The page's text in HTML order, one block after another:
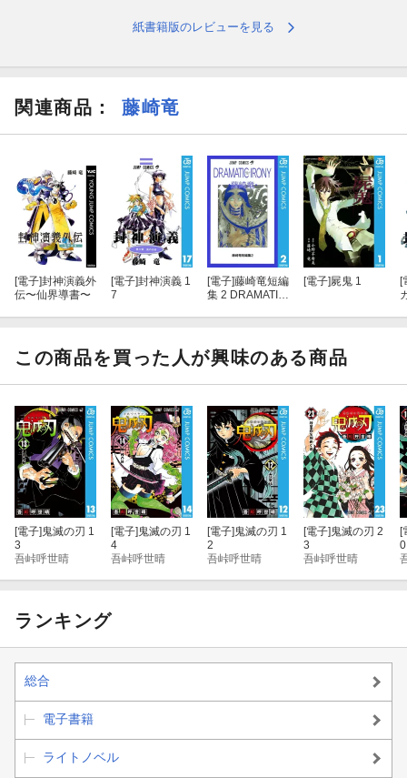
紙書籍版のレビューを見る
関連商品 ： 藤崎竜
[電子]封神演義外
伝〜仙界導書〜
[電子]封神演義 1
7
[電子]藤崎竜短編
集 2 DRAMATIC
[電子]屍鬼 1
[
この商品を買った人が興味のある商品
[電子]鬼滅の刃 1
3
吾峠呼世晴
[電子]鬼滅の刃 1
4
吾峠呼世晴
[電子]鬼滅の刃 1
2
吾峠呼世晴
[電子]鬼滅の刃 2
3
吾峠呼世晴
[
0
ランキング
総合
電子書籍
ライトノベル